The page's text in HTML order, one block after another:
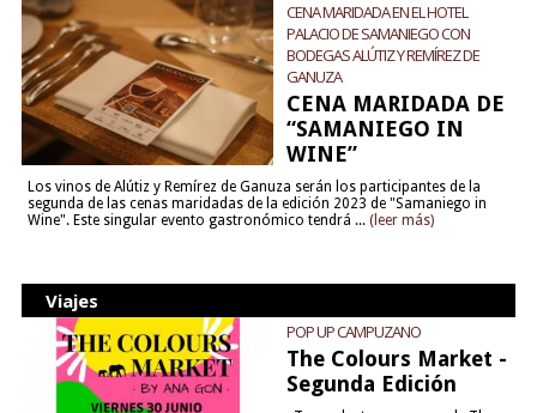
CENA MARIDADA EN EL HOTEL
PALACIO DE SAMANIEGO CON
BODEGAS ALÚTIZ Y REMÍREZ DE
GANUZA
CENA MARIDADA DE
“SAMANIEGO IN
WINE”
Los vinos de Alútiz y Remírez de Ganuza serán los participantes de la
segunda de las cenas maridadas de la edición 2023 de "Samaniego in
Wine". Este singular evento gastronómico tendrá ... (leer más)
Viajes
POP UP CAMPUZANO
The Colours Market -
Segunda Edición